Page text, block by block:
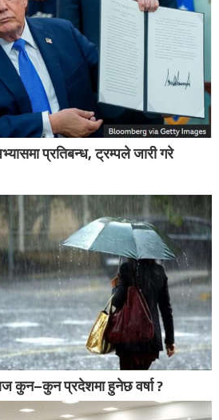
प्रतिबन्ध, ट्रम्पले जारी गरे
कुन–कुन प्रदेशमा हुनेछ वर्षा ?